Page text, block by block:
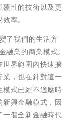
性的技術以及更
率。
了我們的生活方
融業的商業模式。
世界範圍內快速擴
業，也在針對這一
模式已經不適應時
興金融模式，因
一個全新金融時代